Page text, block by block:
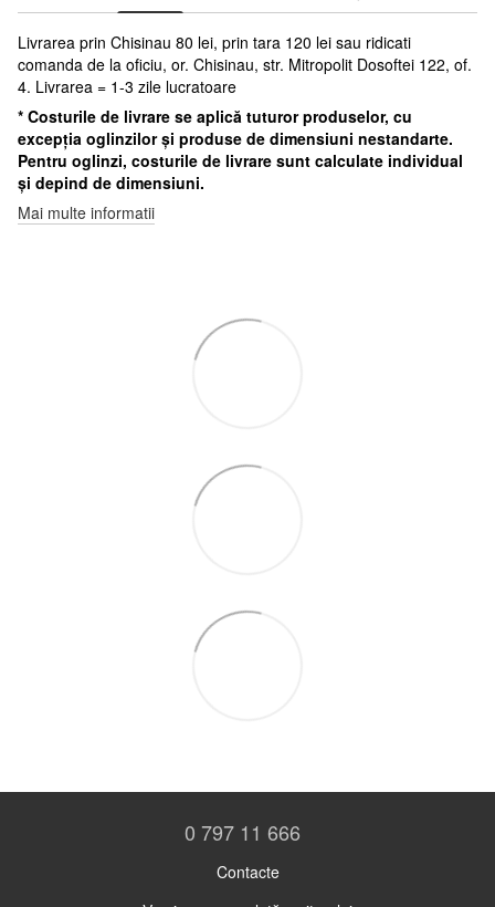
Livrarea prin Chisinau 80 lei, prin tara 120 lei sau ridicati
comanda de la oficiu, or. Chisinau, str. Mitropolit Dosoftei 122, of.
4. Livrarea = 1-3 zile lucratoare
* Costurile de livrare se aplică tuturor produselor, cu
excepția oglinzilor și produse de dimensiuni nestandarte.
Pentru oglinzi, costurile de livrare sunt calculate individual
și depind de dimensiuni.
Mai multe informatii
0 797 11 666
Contacte